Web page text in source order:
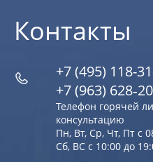
Контакты
+7 (495) 118-
+7 (963)
Телефон горячей
консультацию
Пн, Вт, Ср, Чт, Пт с
Сб, ВС с 10:00 до